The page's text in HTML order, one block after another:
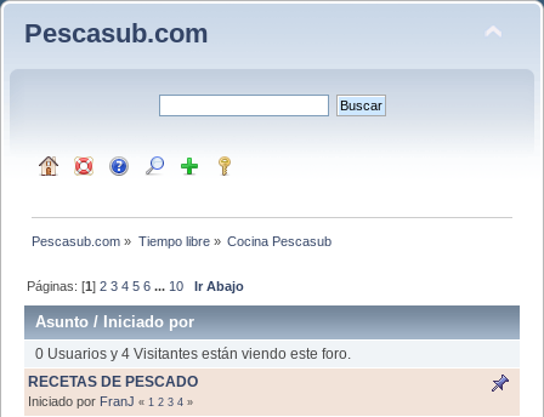
Pescasub.com
Pescasub.com » Tiempo libre» Cocina Pescasub
Páginas: [1]2 3 4 5 6 ... 10 Ir Abajo
Asunto /Iniciado por
0 Usuarios y 4 Visitantes están viendo este foro.
RECETAS DE PESCADO
Iniciado por FranJ « 1 2 3 4 »